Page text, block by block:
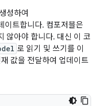
성하여
이트합니다. 컴포저블은
않아야 합니다. 대신 이 코
로 읽기 및 쓰기를 이
값을 전달하여 업데이트